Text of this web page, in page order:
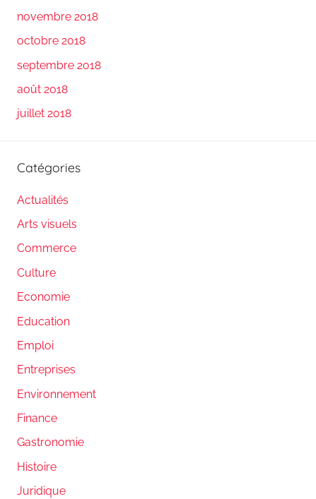
novembre 2018
octobre 2018
septembre 2018
août 2018
juillet 2018
Catégories
Actualités
Arts visuels
Commerce
Culture
Economie
Education
Emploi
Entreprises
Environnement
Finance
Gastronomie
Histoire
Juridique